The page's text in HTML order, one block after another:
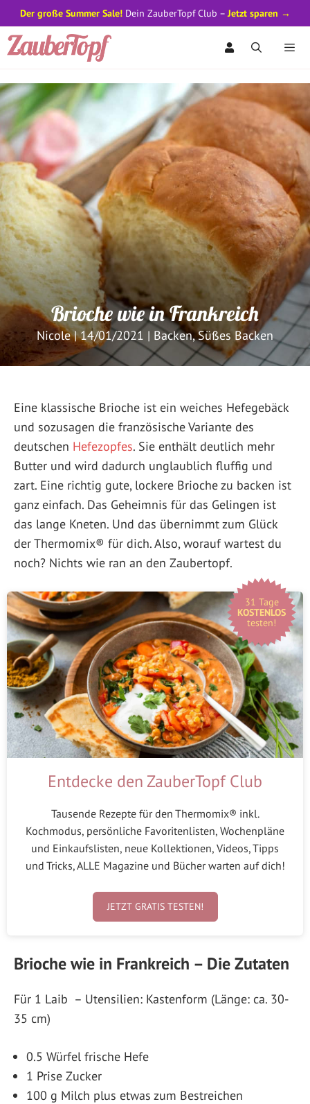
Zum
Inhalt
Brioche wie in Frankreich
Nicole|14/01/2021 | Backen,Süßes Backen
Eine klassische Brioche ist ein weiches Hefegebäck
und sozusagen die französische Variante des
deutschen Hefezopfes. Sie enthält deutlich mehr
Butter und wird dadurch unglaublich fluffig und
zart. Eine richtig gute, lockere Brioche zu backen ist
ganz einfach. Das Geheimnis für das Gelingen ist
das lange Kneten. Und das übernimmt zum Glück
der Thermomix® für dich. Also, worauf wartest du
noch? Nichts wie ran an den Zaubertopf.
31 Tage
KOSTENLOS
testen!
Entdecke den ZauberTopf Club
Tausende Rezepte für den Thermomix® inkl.
Kochmodus, persönliche Favoritenlisten, Wochenpläne
und Einkaufslisten, neue Kollektionen, Videos, Tipps
und Tricks, ALLE Magazine und Bücher warten auf dich!
JETZT GRATIS TESTEN!
Brioche wie in Frankreich – Die Zutaten
Für 1 Laib – Utensilien: Kastenform (Länge: ca. 30-
35 cm)
0.5 Würfel frische Hefe
1 Prise Zucker
100 g Milch plus etwas zum Bestreichen
Der große Summer Sale!Dein ZauberTopf Club –Jetzt sparen →